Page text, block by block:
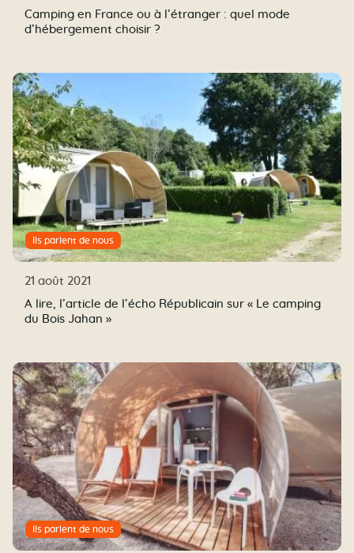
Camping en France ou à l’étranger : quel mode
d’hébergement choisir ?
Ils parlent de nous
21 août 2021
A lire, l’article de l’écho Républicain sur « Le camping
du Bois Jahan »
Ils parlent de nous